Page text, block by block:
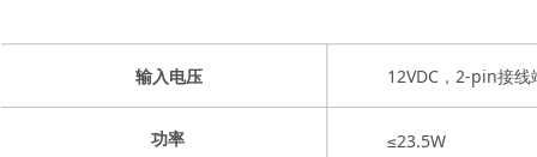
输入电压
功率
12VDC，2-pin接线
≤23.5W